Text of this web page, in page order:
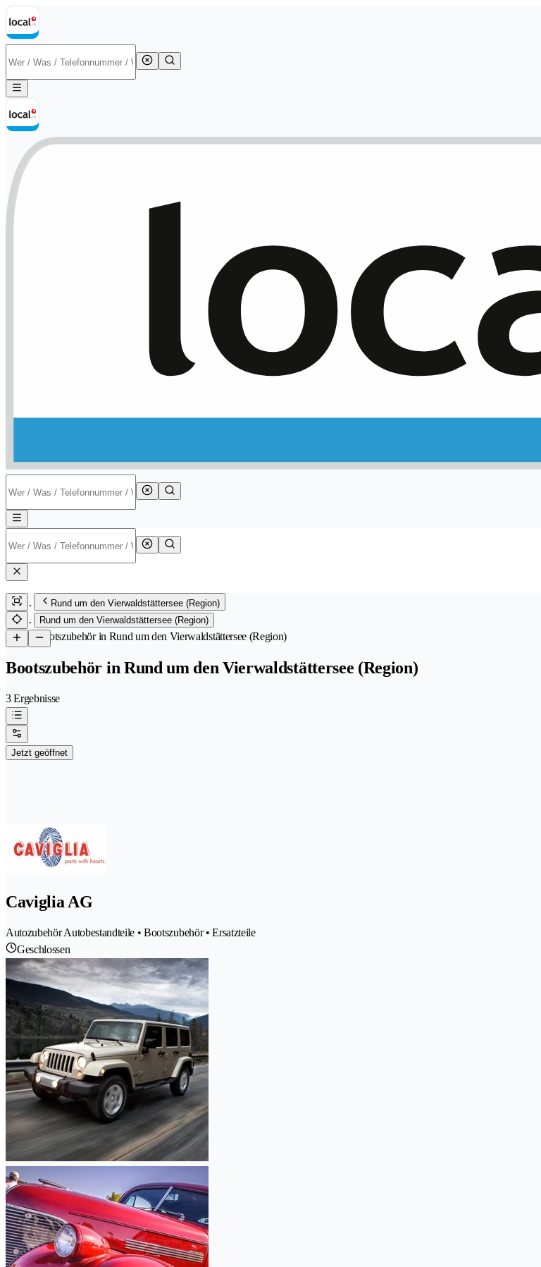
Rund um den Vierwaldstättersee (Region)
Rund um den Vierwaldstättersee (Region)
/Bootszubehör in Rund um den Vierwaldstättersee (Region)
Bootszubehör in Rund um den Vierwaldstättersee (Region)
3 Ergebnisse
Jetzt geöffnet
Caviglia AG
Autozubehör Autobestandteile • Bootszubehör • Ersatzteile
Geschlossen